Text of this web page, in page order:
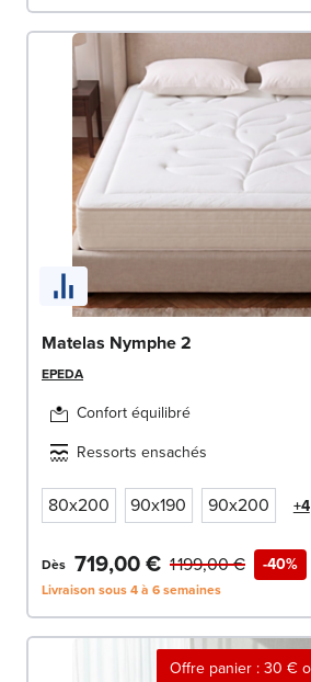
Matelas Nymphe 2
EPEDA
Confort équilibré
Ressorts ensachés
80x200 90x190 90x200 +4
Dès 719,00 € -40%
1 199,00 €
Livraison sous 4 à 6 semaines
Offre panier : 30 €